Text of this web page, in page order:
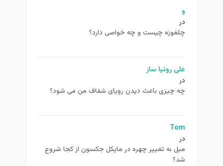
و
در
چلغوزه چیست و چه خواصی دارد؟
علی روئیا ساز
در
چه چیزی باعث دیدن رویای شفاف من می شود؟
Tom
در
ميل به تغيير چهره در مایکل جکسون از كجا شروع
شد؟